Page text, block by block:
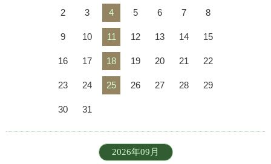
2 3 4 5 6 7 8
9 10 11 12 13 14 15
16 17 18 19 20 21 22
23 24 25 26 27 28 29
30 31
2026年09月